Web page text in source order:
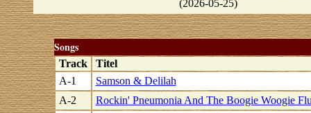
(2026-05-25)
Songs
Track
Titel
A-1
Samson & Delilah
A-2
Rockin' Pneumonia And The Boogie Woogie